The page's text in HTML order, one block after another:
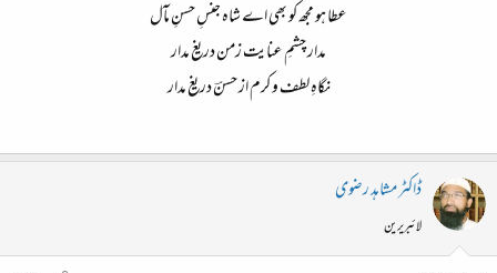
عطا ہو مجھ کو بھی اے شاہ جنسِ حسنِ مآل​
مدار چشمِ عنایت زمن دریغ مدار​
نگاہِ لطف و کرم از حسنؔ دریغ مدار​
ڈاکٹر مشاہد رضوی
لائبریرین